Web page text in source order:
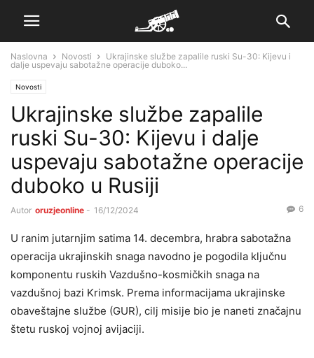
Naslovna Novosti
Ukrajinske službe zapalile ruski Su-30: Kijevu i
dalje uspevaju sabotažne operacije duboko...
Novosti
Ukrajinske službe zapalile
ruski Su-30: Kijevu i dalje
uspevaju sabotažne operacije
duboko u Rusiji
Autor oruzjeonline - 16/12/2024 6
U ranim jutarnjim satima 14. decembra, hrabra sabotažna
operacija ukrajinskih snaga navodno je pogodila ključnu
komponentu ruskih Vazdušno-kosmičkih snaga na
vazdušnoj bazi Krimsk. Prema informacijama ukrajinske
obaveštajne službe (GUR), cilj misije bio je naneti značajnu
štetu ruskoj vojnoj avijaciji.